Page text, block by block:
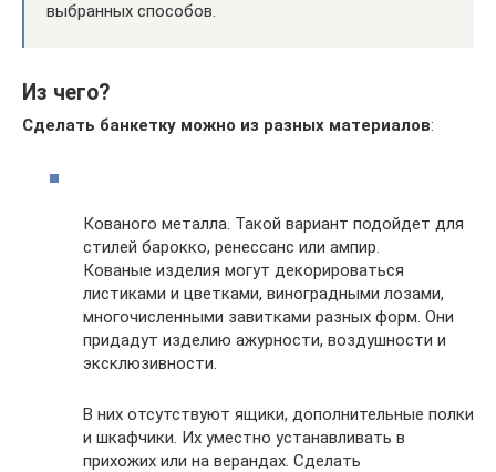
выбранных способов.
Из чего?
Сделать банкетку можно из разных материалов:
Кованого металла. Такой вариант подойдет для
стилей барокко, ренессанс или ампир.
Кованые изделия могут декорироваться
листиками и цветками, виноградными лозами,
многочисленными завитками разных форм. Они
придадут изделию ажурности, воздушности и
эксклюзивности.
В них отсутствуют ящики, дополнительные полки
и шкафчики. Их уместно устанавливать в
прихожих или на верандах. Сделать